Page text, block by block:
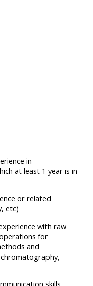
in
at least 1 year is in
or related
etc)
with raw
for
and